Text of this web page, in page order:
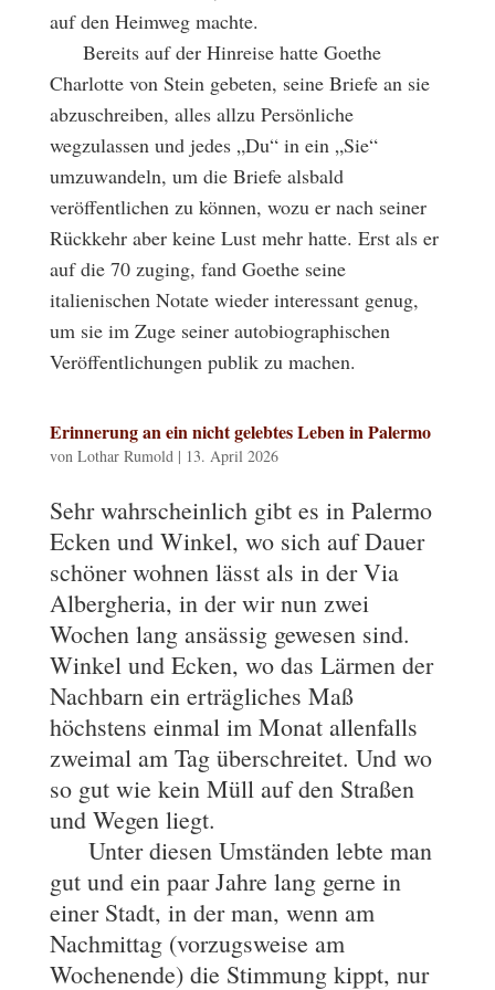
auf den Heimweg machte.
Bereits auf der Hinreise hatte Goethe
Charlotte von Stein gebeten, seine Briefe an sie
abzuschreiben, alles allzu Persönliche
wegzulassen und jedes „Du“ in ein „Sie“
umzuwandeln, um die Briefe alsbald
veröffentlichen zu können, wozu er nach seiner
Rückkehr aber keine Lust mehr hatte. Erst als er
auf die 70 zuging, fand Goethe seine
italienischen Notate wieder interessant genug,
um sie im Zuge seiner autobiographischen
Veröffentlichungen publik zu machen.
Erinnerung an ein nicht gelebtes Leben in Palermo
von Lothar Rumold| 13. April 2026
Sehr wahrscheinlich gibt es in Palermo
Ecken und Winkel, wo sich auf Dauer
schöner wohnen lässt als in der Via
Albergheria, in der wir nun zwei
Wochen lang ansässig gewesen sind.
Winkel und Ecken, wo das Lärmen der
Nachbarn ein erträgliches Maß
höchstens einmal im Monat allenfalls
zweimal am Tag überschreitet. Und wo
so gut wie kein Müll auf den Straßen
und Wegen liegt.
Unter diesen Umständen lebte man
gut und ein paar Jahre lang gerne in
einer Stadt, in der man, wenn am
Nachmittag (vorzugsweise am
Wochenende) die Stimmung kippt, nur